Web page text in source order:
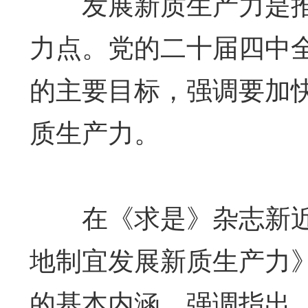
力点。党的二十届四中
的主要目标，强调要加
质生产力。
在《求是》杂志新
地制宜发展新质生产力